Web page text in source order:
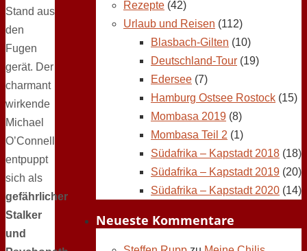
Stand aus
den
Fugen
gerät. Der
charmant
wirkende
Michael
O’Connell
entpuppt
sich als
gefährlicher
Stalker
und
Rezepte (42)
Urlaub und Reisen (112)
Blasbach-Gilten (10)
Deutschland-Tour (19)
Edersee (7)
Hamburg Ostsee Rostock (15)
Mombasa 2019 (8)
Mombasa Teil 2 (1)
Südafrika – Kapstadt 2018 (18)
Südafrika – Kapstadt 2019 (20)
Südafrika – Kapstadt 2020 (14)
Neueste Kommentare